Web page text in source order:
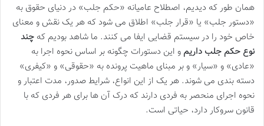
همان طور که دیدیم، اصطلاح عامیانه «حکم جلب» در دنیای حقوق به
«دستور جلب» یا «قرار جلب» اطلاق می شود که هر یک نقش و معنای
خاص خود را در سیستم قضایی ایفا می کنند. ما شاهد بودیم که چند
نوع حکم جلب داریم و این دستورات چگونه بر اساس نحوه اجرا به
«عادی» و «سیار» و بر مبنای ماهیت پرونده به «حقوقی» و «کیفری»
دسته بندی می شوند. هر یک از این انواع، شرایط صدور، مدت اعتبار و
نحوه اجرای منحصر به فردی دارند که درک آن ها برای هر فردی که با
قانون سروکار دارد، حیاتی است.